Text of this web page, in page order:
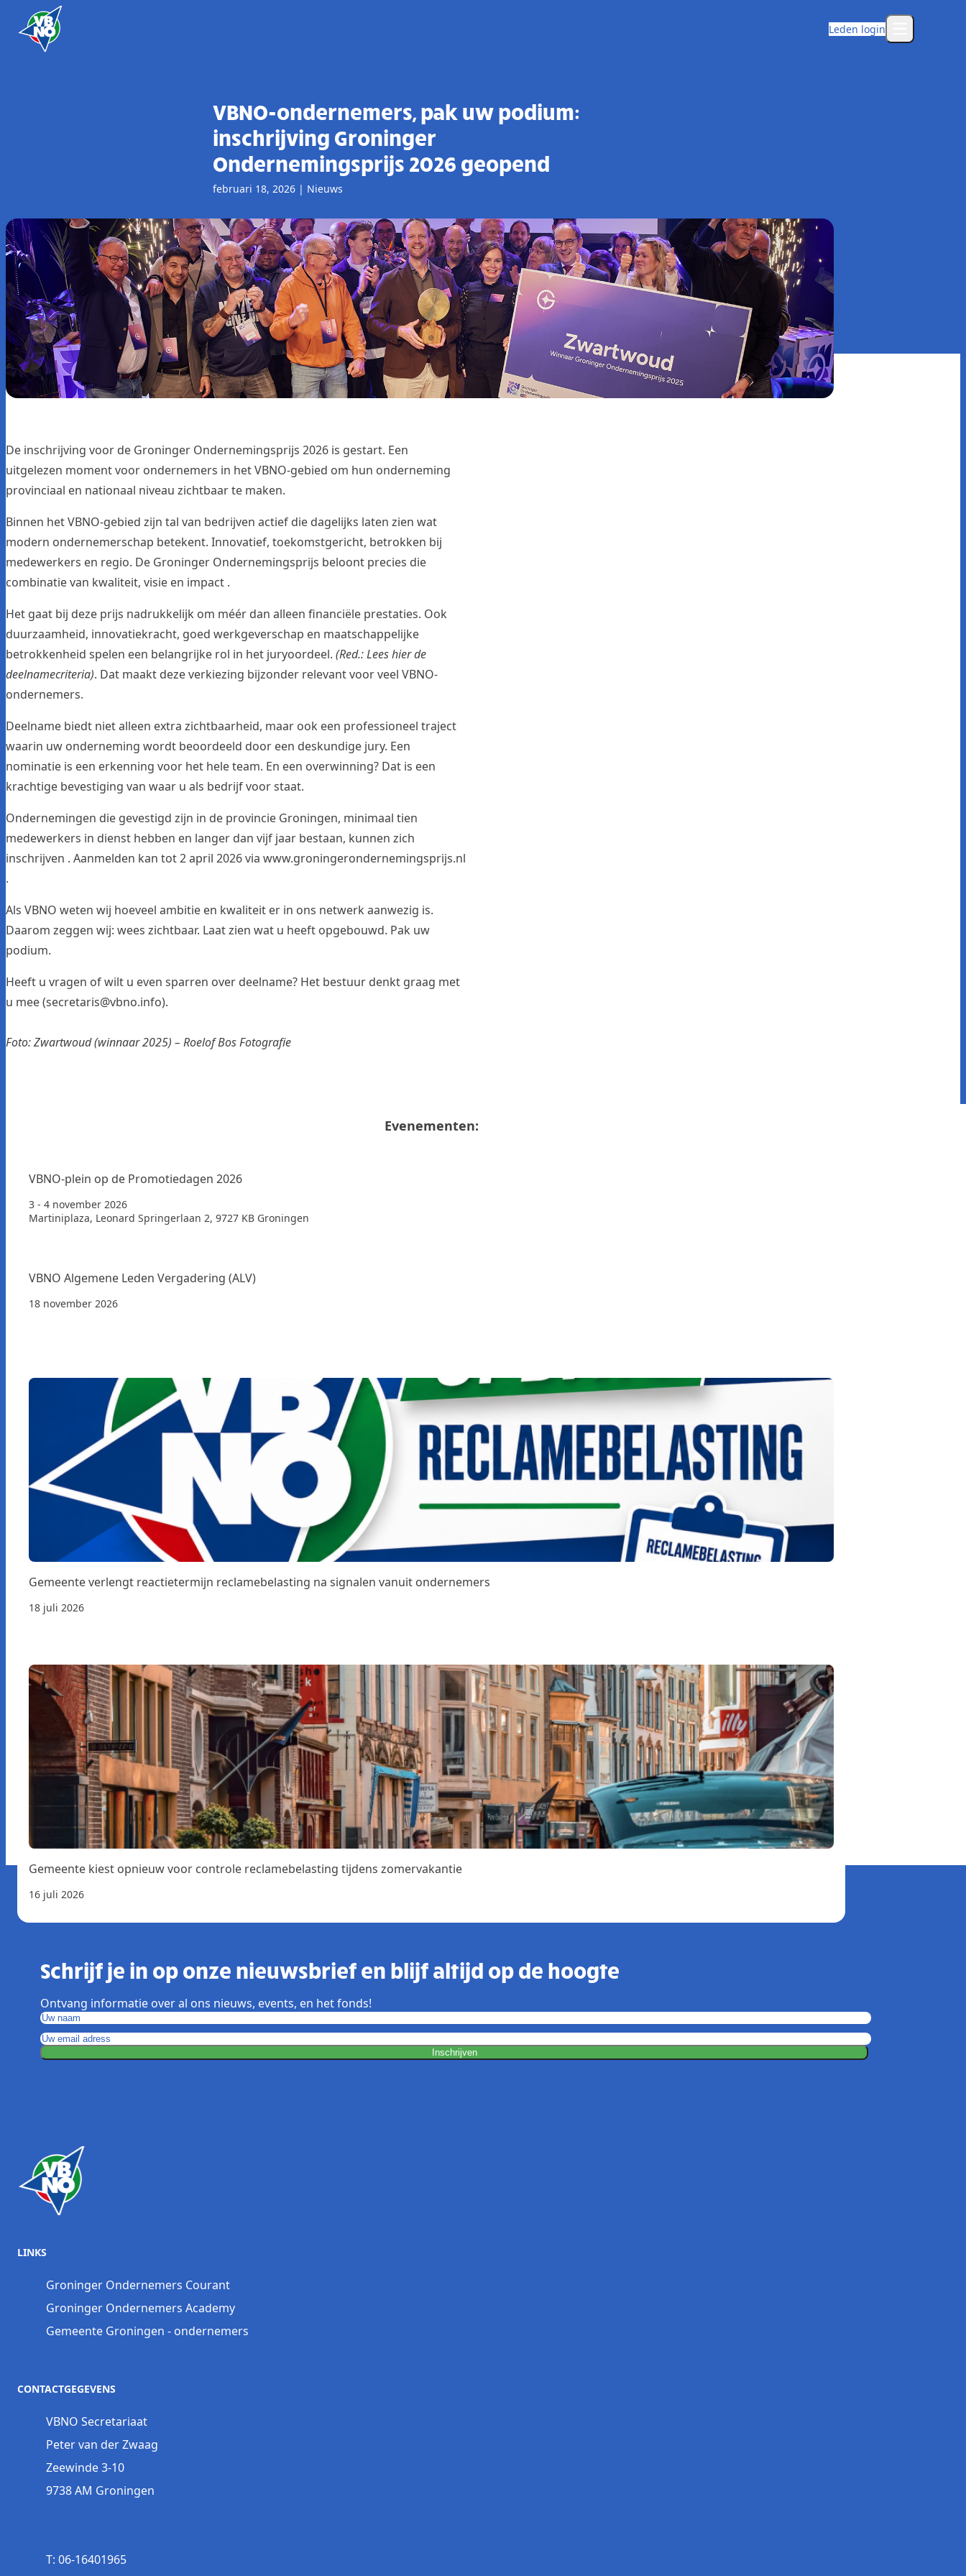
Skip to content
Leden login
VBNO-ondernemers, pak uw podium:
inschrijving Groninger
Ondernemingsprijs 2026 geopend
februari 18, 2026 | Nieuws
De inschrijving voor de Groninger Ondernemingsprijs 2026 is gestart. Een
uitgelezen moment voor ondernemers in het VBNO-gebied om hun onderneming
provinciaal en nationaal niveau zichtbaar te maken.
Binnen het VBNO-gebied zijn tal van bedrijven actief die dagelijks laten zien wat
modern ondernemerschap betekent. Innovatief, toekomstgericht, betrokken bij
medewerkers en regio. De Groninger Ondernemingsprijs beloont precies die
combinatie van kwaliteit, visie en impact .
Het gaat bij deze prijs nadrukkelijk om méér dan alleen financiële prestaties. Ook
duurzaamheid, innovatiekracht, goed werkgeverschap en maatschappelijke
betrokkenheid spelen een belangrijke rol in het juryoordeel. (Red.: Leeshierde
deelnamecriteria). Dat maakt deze verkiezing bijzonder relevant voor veel VBNO-
ondernemers.
Deelname biedt niet alleen extra zichtbaarheid, maar ook een professioneel traject
waarin uw onderneming wordt beoordeeld door een deskundige jury. Een
nominatie is een erkenning voor het hele team. En een overwinning? Dat is een
krachtige bevestiging van waar u als bedrijf voor staat.
Ondernemingen die gevestigd zijn in de provincie Groningen, minimaal tien
medewerkers in dienst hebben en langer dan vijf jaar bestaan, kunnen zich
inschrijven . Aanmelden kan tot 2 april 2026 via www.groningerondernemingsprijs.nl
.
Als VBNO weten wij hoeveel ambitie en kwaliteit er in ons netwerk aanwezig is.
Daarom zeggen wij: wees zichtbaar. Laat zien wat u heeft opgebouwd. Pak uw
podium.
Heeft u vragen of wilt u even sparren over deelname? Het bestuur denkt graag met
u mee (secretaris@vbno.info).
Foto: Zwartwoud (winnaar 2025) – Roelof Bos Fotografie
Evenementen:
VBNO-plein op de Promotiedagen 2026
3 - 4 november 2026
Martiniplaza, Leonard Springerlaan 2, 9727 KB Groningen
VBNO Algemene Leden Vergadering (ALV)
18 november 2026
Gemeente verlengt reactietermijn reclamebelasting na signalen vanuit ondernemers
18 juli 2026
Gemeente kiest opnieuw voor controle reclamebelasting tijdens zomervakantie
16 juli 2026
Schrijf je in op onze nieuwsbrief en blijf altijd op de hoogte
Ontvang informatie over al ons nieuws, events, en het fonds!
Inschrijven
LINKS
Groninger Ondernemers Courant
Groninger Ondernemers Academy
Gemeente Groningen - ondernemers
CONTACTGEGEVENS
VBNO Secretariaat
Peter van der Zwaag
Zeewinde 3-10
9738 AM Groningen
T: 06-16401965